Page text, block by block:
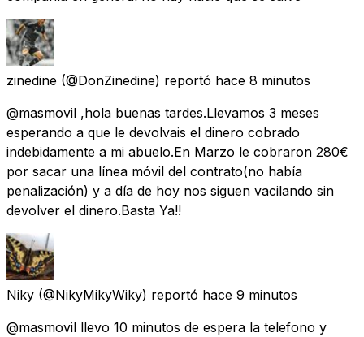
zinedine (@DonZinedine) reportó hace 8 minutos
@masmovil ,hola buenas tardes.Llevamos 3 meses
esperando a que le devolvais el dinero cobrado
indebidamente a mi abuelo.En Marzo le cobraron 280€
por sacar una línea móvil del contrato(no había
penalización) y a día de hoy nos siguen vacilando sin
devolver el dinero.Basta Ya!!
Niky (@NikyMikyWiky) reportó hace 9 minutos
@masmovil llevo 10 minutos de espera la telefono y